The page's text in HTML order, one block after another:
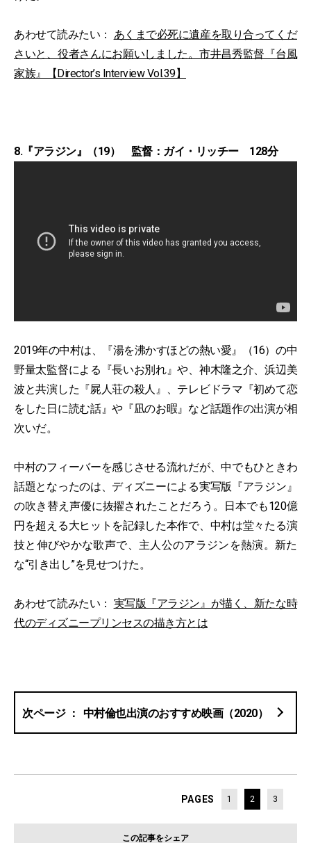
あわせて読みたい： あくまで必死に遺産を取り合ってくだ
さいと、役者さんにお願いしました。市井昌秀監督『台風
家族』【Director’s Interview Vol.39】
8.『アラジン』（19） 監督：ガイ・リッチー 128分
2019年の中村は、『湯を沸かすほどの熱い愛』（16）の中
野量太監督による『長いお別れ』や、神木隆之介、浜辺美
波と共演した『屍人荘の殺人』、テレビドラマ『初めて恋
をした日に読む話』や『凪のお暇』など話題作の出演が相
次いだ。
中村のフィーバーを感じさせる流れだが、中でもひときわ
話題となったのは、ディズニーによる実写版『アラジン』
の吹き替え声優に抜擢されたことだろう。日本でも120億
円を超える大ヒットを記録した本作で、中村は堂々たる演
技と伸びやかな歌声で、主人公のアラジンを熱演。新た
な“引き出し”を見せつけた。
あわせて読みたい： 実写版『アラジン』が描く、新たな時
代のディズニープリンセスの描き方とは
中村倫也出演のおすすめ映画（2020）
PAGES 1 2 3
この記事をシェア